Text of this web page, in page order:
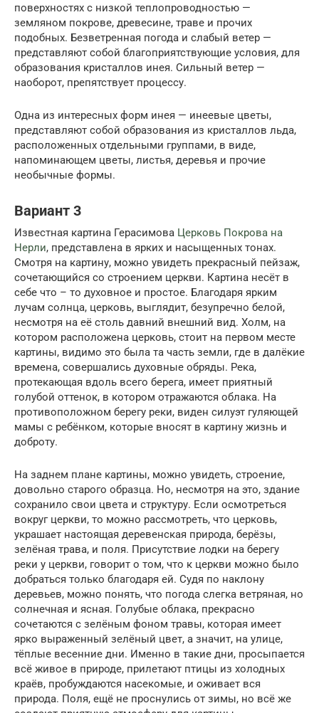
поверхностях с низкой теплопроводностью —
земляном покрове, древесине, траве и прочих
подобных. Безветренная погода и слабый ветер —
представляют собой благоприятствующие условия, для
образования кристаллов инея. Сильный ветер —
наоборот, препятствует процессу.
Одна из интересных форм инея — инеевые цветы,
представляют собой образования из кристаллов льда,
расположенных отдельными группами, в виде,
напоминающем цветы, листья, деревья и прочие
необычные формы.
Вариант 3
Известная картина Герасимова Церковь Покрова на
Нерли, представлена в ярких и насыщенных тонах.
Смотря на картину, можно увидеть прекрасный пейзаж,
сочетающийся со строением церкви. Картина несёт в
себе что – то духовное и простое. Благодаря ярким
лучам солнца, церковь, выглядит, безупречно белой,
несмотря на её столь давний внешний вид. Холм, на
котором расположена церковь, стоит на первом месте
картины, видимо это была та часть земли, где в далёкие
времена, совершались духовные обряды. Река,
протекающая вдоль всего берега, имеет приятный
голубой оттенок, в котором отражаются облака. На
противоположном берегу реки, виден силуэт гуляющей
мамы с ребёнком, которые вносят в картину жизнь и
доброту.
На заднем плане картины, можно увидеть, строение,
довольно старого образца. Но, несмотря на это, здание
сохранило свои цвета и структуру. Если осмотреться
вокруг церкви, то можно рассмотреть, что церковь,
украшает настоящая деревенская природа, берёзы,
зелёная трава, и поля. Присутствие лодки на берегу
реки у церкви, говорит о том, что к церкви можно было
добраться только благодаря ей. Судя по наклону
деревьев, можно понять, что погода слегка ветряная, но
солнечная и ясная. Голубые облака, прекрасно
сочетаются с зелёным фоном травы, которая имеет
ярко выраженный зелёный цвет, а значит, на улице,
тёплые весенние дни. Именно в такие дни, просыпается
всё живое в природе, прилетают птицы из холодных
краёв, пробуждаются насекомые, и оживает вся
природа. Поля, ещё не проснулись от зимы, но всё же